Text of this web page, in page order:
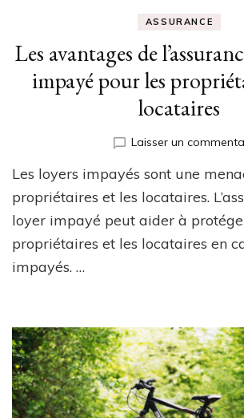
ASSURANCE
Les avantages de
impayé pour les
locataires
Laisser un
Les loyers impayés sont une
propriétaires et les locataires.
loyer impayé peut aider à
propriétaires et les locataires en
impayés. …